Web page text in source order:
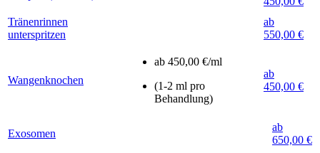
Tränenrinnen
unterspritzen
ab
550,00 €
Wangenknochen
ab 450,00 €/ml
(1-2 ml pro
Behandlung)
ab
450,00 €
Exosomen
ab
650,00 €